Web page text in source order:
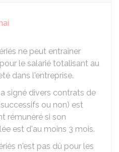
ne peut entraîner
le salarié totalisant au
dans l'entreprise.
signé divers contrats de
ou non) est
rémunéré si son
est d'au moins 3 mois.
n'est pas dû pour les